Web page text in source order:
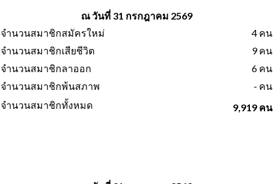
ณ วันที่ 31 กรกฎาคม 2569
จำนวนสมาชิกสมัครใหม่
4 คน
จำนวนสมาชิกเสียชีวิต
9 คน
จำนวนสมาชิกลาออก
6 คน
จำนวนสมาชิกพ้นสภาพ
- คน
จำนวนสมาชิกทั้งหมด
9,919 คน